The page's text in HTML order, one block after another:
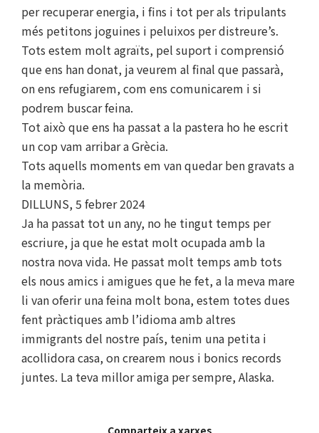
per recuperar energia, i fins i tot per als tripulants
més petitons joguines i peluixos per distreure’s.
Tots estem molt agraïts, pel suport i comprensió
que ens han donat, ja veurem al final que passarà,
on ens refugiarem, com ens comunicarem i si
podrem buscar feina.
Tot això que ens ha passat a la pastera ho he escrit
un cop vam arribar a Grècia.
Tots aquells moments em van quedar ben gravats a
la memòria.
DILLUNS, 5 febrer 2024
Ja ha passat tot un any, no he tingut temps per
escriure, ja que he estat molt ocupada amb la
nostra nova vida. He passat molt temps amb tots
els nous amics i amigues que he fet, a la meva mare
li van oferir una feina molt bona, estem totes dues
fent pràctiques amb l’idioma amb altres
immigrants del nostre país, tenim una petita i
acollidora casa, on crearem nous i bonics records
juntes. La teva millor amiga per sempre, Alaska.
Comparteix a xarxes